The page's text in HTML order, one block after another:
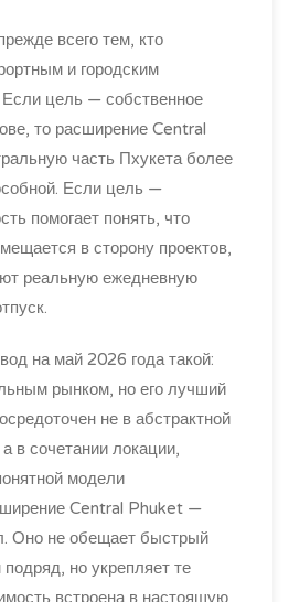
всего тем, кто
и городским
Если цель — собственное
то расширение Central
часть Пхукета более
Если цель —
помогает понять, что
в сторону проектов,
реальную ежедневную
на май 2026 года такой:
рынком, но его лучший
не в абстрактной
в сочетании локации,
модели
Central Phuket —
Оно не обещает быстрый
но укрепляет те
встроена в настоящую